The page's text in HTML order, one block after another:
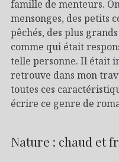
famille de menteurs.
mensonges, des petits
pêchés, des plus
comme qui était
telle personne. Il était
retrouve dans mon
toutes ces
écrire ce genre de
Nature : chaud et